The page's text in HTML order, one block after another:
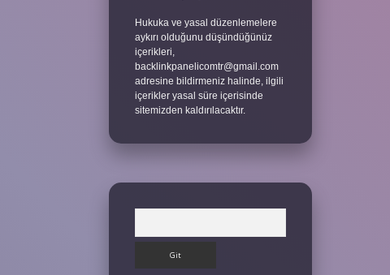
Hukuka ve yasal düzenlemelere
aykırı olduğunu düşündüğünüz
içerikleri,
backlinkpanelicomtr@gmail.com
adresine bildirmeniz halinde, ilgili
içerikler yasal süre içerisinde
sitemizden kaldırılacaktır.